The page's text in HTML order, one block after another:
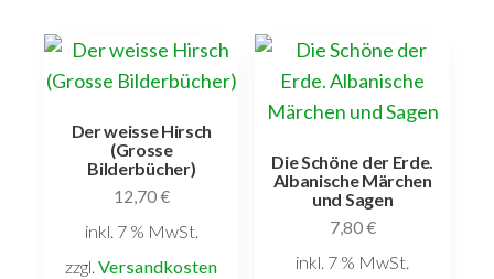
Der weisse Hirsch
(Grosse
Bilderbücher)
12,70€
inkl. 7 % MwSt.
zzgl.Versandkosten
Die Schöne der Erde.
Albanische Märchen
und Sagen
7,80€
inkl. 7 % MwSt.